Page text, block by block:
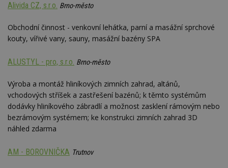
Alivida CZ, s.r.o. Brno-město
Obchodní činnost - venkovní lehátka, parní a masážní sprchové
kouty, vířivé vany, sauny, masážní bazény SPA
ALUSTYL - pro, s.r.o. Brno-město
Výroba a montáž hliníkových zimních zahrad, altánů,
vchodových stříšek a zastřešení bazénů; k těmto systémům
dodávky hliníkového zábradlí a možnost zasklení rámovým nebo
bezrámovým systémem; ke konstrukci zimních zahrad 3D
náhled zdarma
AM - BOROVNIČKA Trutnov